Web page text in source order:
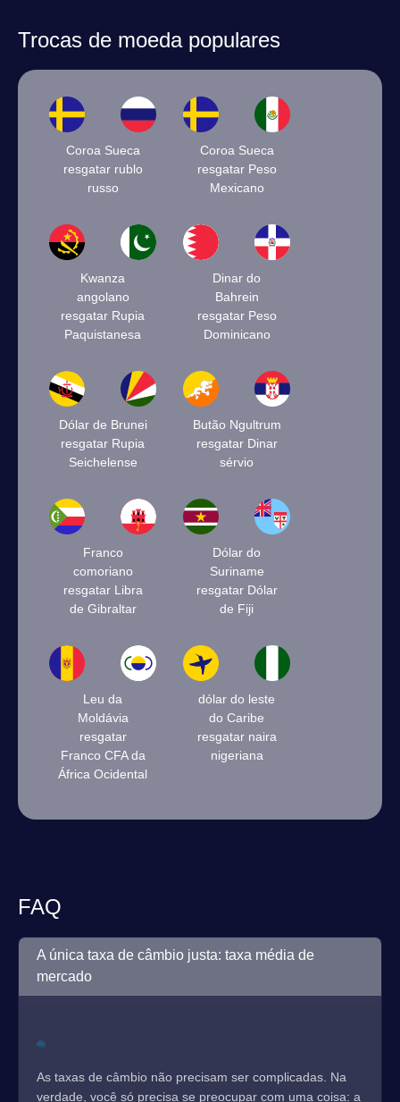
Trocas de moeda populares
Coroa Sueca
resgatar rublo
russo
Coroa Sueca
resgatar Peso
Mexicano
Kwanza
angolano
resgatar Rupia
Paquistanesa
Dinar do
Bahrein
resgatar Peso
Dominicano
Dólar de Brunei
resgatar Rupia
Seichelense
Butão Ngultrum
resgatar Dinar
sérvio
Franco
comoriano
resgatar Libra
de Gibraltar
Dólar do
Suriname
resgatar Dólar
de Fiji
Leu da
Moldávia
resgatar
Franco CFA da
África Ocidental
dólar do leste
do Caribe
resgatar naira
nigeriana
FAQ
A única taxa de câmbio justa: taxa média de
mercado
As taxas de câmbio não precisam ser complicadas. Na
verdade, você só precisa se preocupar com uma coisa: a